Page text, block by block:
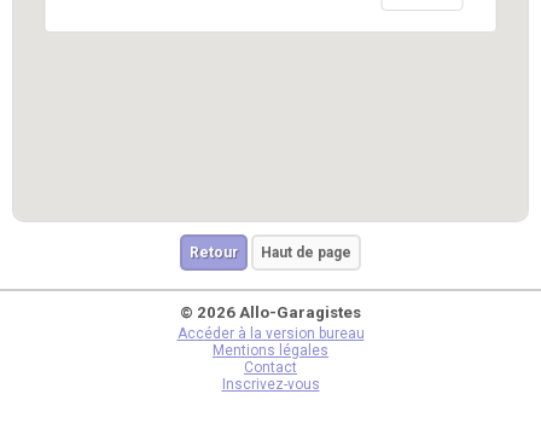
Retour Haut de page
© 2026 Allo-Garagistes
Accéder à la version bureau
Mentions légales
Contact
Inscrivez-vous